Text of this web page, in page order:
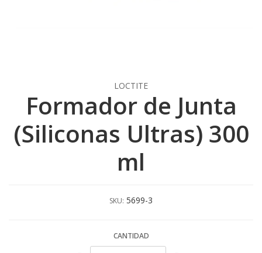
LOCTITE
Formador de Junta
(Siliconas Ultras) 300
ml
SKU: 5699-3
CANTIDAD